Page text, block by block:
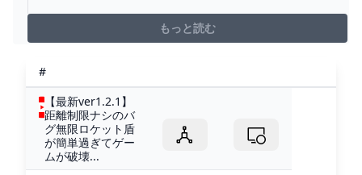
グロッケンシュピールしゃろう様 神隠しの真相しゃろう
様 10℃しゃろう様 You and
もっと読む
#
【最新ver1.2.1】
距離制限ナシのバ
グ無限ロケット盾
が簡単過ぎてゲー
ムが破壊...